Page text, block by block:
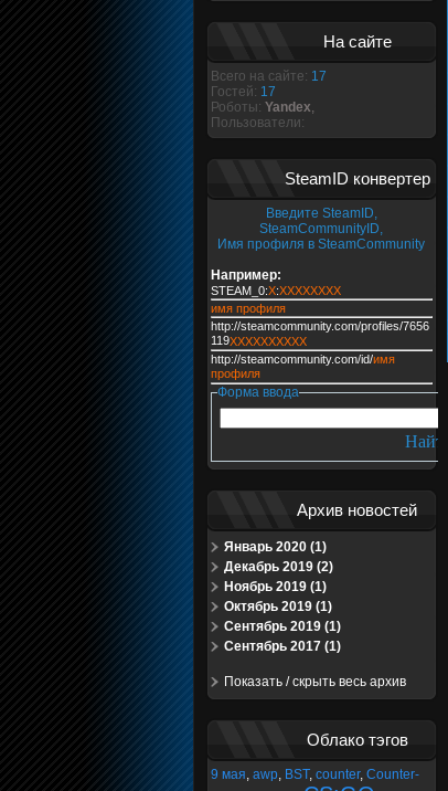
На сайте
Всего на сайте: 17
Гостей: 17
Роботы: Yandex,
Пользователи:
SteamID конвертер
Введите SteamID,
SteamCommunityID,
Имя профиля в SteamCommunity
Например:
STEAM_0:X:XXXXXXXX
имя профиля
http://steamcommunity.com/profiles/7656
119XXXXXXXXXX
http://steamcommunity.com/id/имя
профиля
Форма ввода
Архив новостей
Январь 2020 (1)
Декабрь 2019 (2)
Ноябрь 2019 (1)
Октябрь 2019 (1)
Сентябрь 2019 (1)
Сентябрь 2017 (1)
Показать / скрыть весь архив
Облако тэгов
9 мая, awp, BST, counter, Counter-